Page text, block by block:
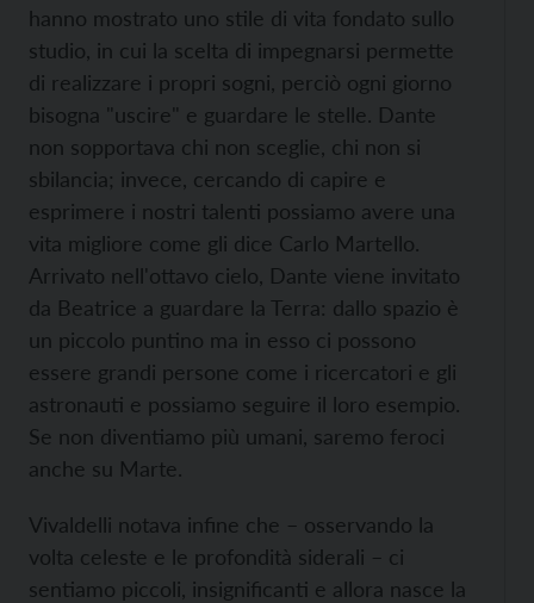
hanno mostrato uno stile di vita fondato sullo
studio, in cui la scelta di impegnarsi permette
di realizzare i propri sogni, perciò ogni giorno
bisogna "uscire" e guardare le stelle. Dante
non sopportava chi non sceglie, chi non si
sbilancia; invece, cercando di capire e
esprimere i nostri talenti possiamo avere una
vita migliore come gli dice Carlo Martello.
Arrivato nell'ottavo cielo, Dante viene invitato
da Beatrice a guardare la Terra: dallo spazio è
un piccolo puntino ma in esso ci possono
essere grandi persone come i ricercatori e gli
astronauti e possiamo seguire il loro esempio.
Se non diventiamo più umani, saremo feroci
anche su Marte.
Vivaldelli notava infine che – osservando la
volta celeste e le profondità siderali – ci
sentiamo piccoli, insignificanti e allora nasce la